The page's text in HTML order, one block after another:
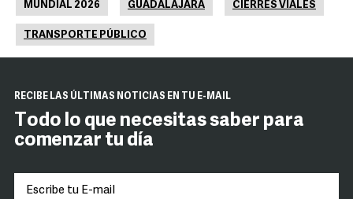
MUNDIAL 2026 GUADALAJARA CIERRES VIALES
TRANSPORTE PÚBLICO
RECIBE LAS ÚLTIMAS NOTICIAS EN TU E-MAIL
Todo lo que necesitas saber para
comenzar tu día